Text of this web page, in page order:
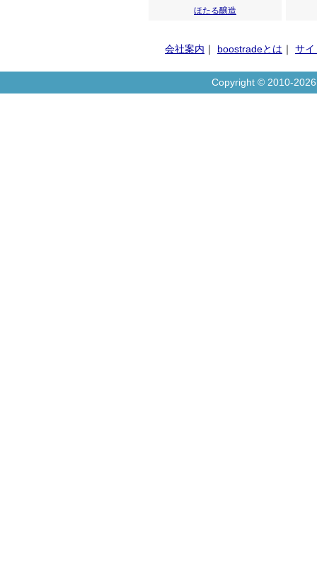
ほたる醸造
会社案内 ｜ boostradeとは ｜ サイ
Copyright © 2010-